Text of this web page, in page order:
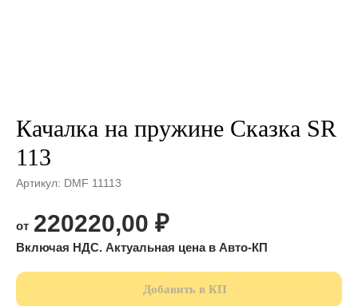
Качалка на пружине Сказка SR
113
Артикул: DMF 11113
220220,00 ₽
Добавить в КП